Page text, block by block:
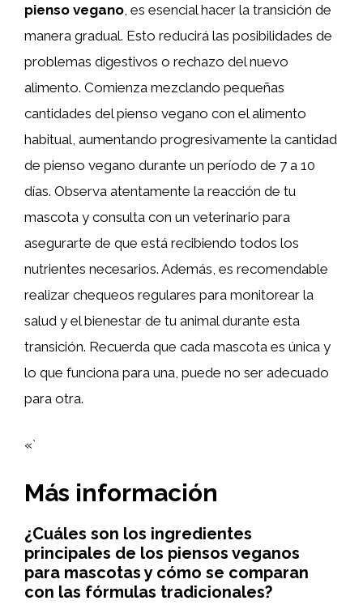
pienso vegano , es esencial hacer la transición de
manera gradual. Esto reducirá las posibilidades de
problemas digestivos o rechazo del nuevo
alimento. Comienza mezclando pequeñas
cantidades del pienso vegano con el alimento
habitual, aumentando progresivamente la cantidad
de pienso vegano durante un período de 7 a 10
días. Observa atentamente la reacción de tu
mascota y consulta con un veterinario para
asegurarte de que está recibiendo todos los
nutrientes necesarios. Además, es recomendable
realizar chequeos regulares para monitorear la
salud y el bienestar de tu animal durante esta
transición. Recuerda que cada mascota es única y
lo que funciona para una, puede no ser adecuado
para otra.
«`
Más información
¿Cuáles son los ingredientes
principales de los piensos veganos
para mascotas y cómo se comparan
con las fórmulas tradicionales?